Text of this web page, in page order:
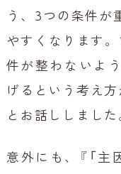
う、3つの条件が
やすくなります
件が整わないよ
げるという考え方
とお話ししました
意外にも、『「